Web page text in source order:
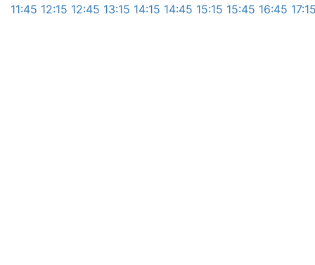
11:45 12:15 12:45 13:15 14:15 14:45 15:15 15:45 16:45